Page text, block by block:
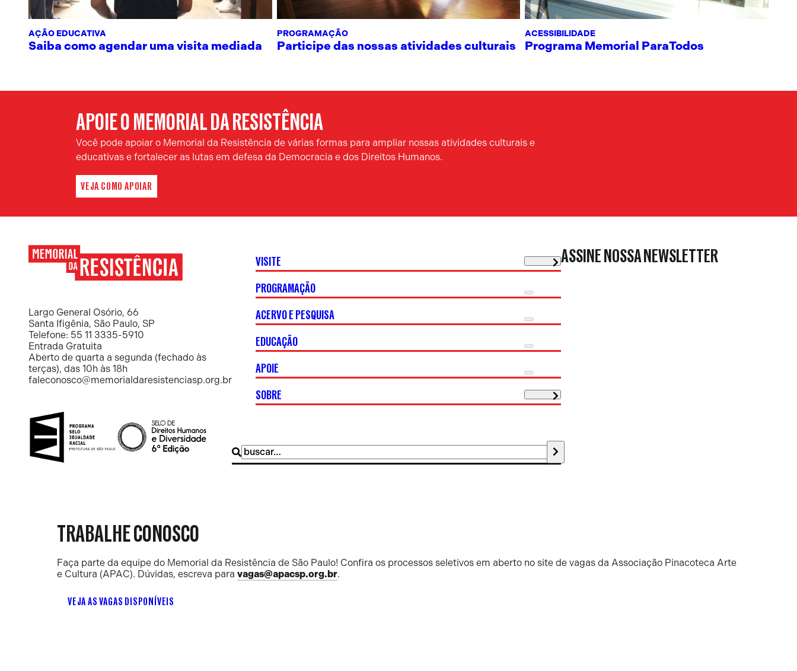
AÇÃO EDUCATIVA
Saiba como agendar uma visita mediada
PROGRAMAÇÃO
Participe das nossas atividades culturais
ACESSIBILIDADE
Programa Memorial ParaTodos
APOIE O MEMORIAL DA RESISTÊNCIA
Você pode apoiar o Memorial da Resistência de várias formas para ampliar nossas atividades culturais e
educativas e fortalecer as lutas em defesa da Democracia e dos Direitos Humanos.
VEJA COMO APOIAR
Resistência
Largo General Osório, 66
Santa Ifigênia, São Paulo, SP
Telefone: 55 11 3335-5910
Entrada Gratuita
Aberto de quarta a segunda (fechado às
terças), das 10h às 18h
faleconosco@memorialdaresistenciasp.org.br
Buscar
por:
VISITE
PROGRAMAÇÃO
ACERVO E PESQUISA
EDUCAÇÃO
APOIE
SOBRE
ASSINE NOSSA NEWSLETTER
TRABALHE CONOSCO
Faça parte da equipe do Memorial da Resistência de São Paulo! Confira os processos seletivos em aberto no site de vagas da Associação Pinacoteca Arte
e Cultura (APAC). Dúvidas, escreva para vagas@apacsp.org.br.
VEJA AS VAGAS DISPONÍVEIS